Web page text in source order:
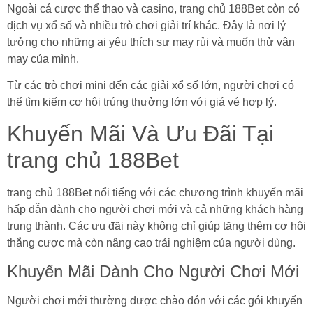
Ngoài cá cược thể thao và casino, trang chủ 188Bet còn có
dịch vụ xổ số và nhiều trò chơi giải trí khác. Đây là nơi lý
tưởng cho những ai yêu thích sự may rủi và muốn thử vận
may của mình.
Từ các trò chơi mini đến các giải xổ số lớn, người chơi có
thể tìm kiếm cơ hội trúng thưởng lớn với giá vé hợp lý.
Khuyến Mãi Và Ưu Đãi Tại
trang chủ 188Bet
trang chủ 188Bet nổi tiếng với các chương trình khuyến mãi
hấp dẫn dành cho người chơi mới và cả những khách hàng
trung thành. Các ưu đãi này không chỉ giúp tăng thêm cơ hội
thắng cược mà còn nâng cao trải nghiệm của người dùng.
Khuyến Mãi Dành Cho Người Chơi Mới
Người chơi mới thường được chào đón với các gói khuyến